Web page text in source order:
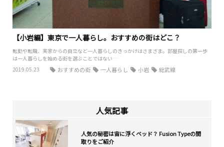
人気記事
人気の秘密は宙に浮くベッド？ Fusion Typeの間
取りをご紹介
【小岩編】東京で一人暮らし。おすすめの街はどこ？
転勤や転職、実家からの自立など一人暮らしのきっかけはさまざま。部屋探しの第一歩
は一人暮らしを始める街を選ぶことではない…
2019.05.23
おすすめの街 一人暮らし 小岩 総武線